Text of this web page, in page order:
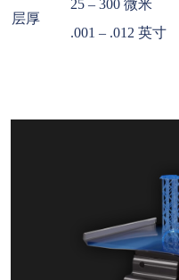
层厚
25 – 300 微米
.001 – .012 英寸